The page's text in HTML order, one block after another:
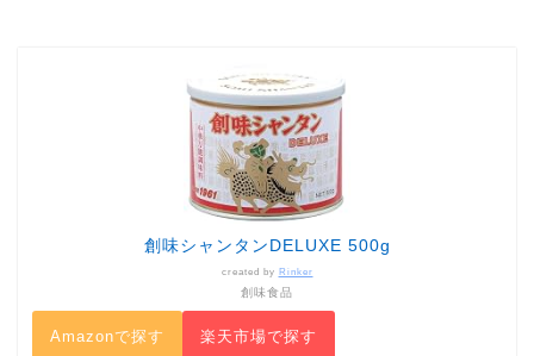
創味シャンタンDELUXE 500g
created by Rinker
創味食品
Amazonで探す 楽天市場で探す